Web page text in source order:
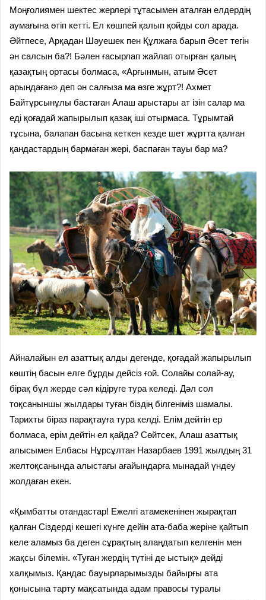
Моңғолиямен шектес жерлері тұтасымен аталған елдердің
аумағына өтіп кетті. Ел көшпей қалып қойды сол арада.
Әйтпесе, Арқадан Шәуешек пен Құлжаға барып Әсет тегін
ән салсын ба?! Бәлен ғасырлап жайлап отырған қалың
қазақтың ортасы болмаса, «Арғынмын, атым Әсет
арындаған» деп ән салғыза ма өзге жұрт?! Ахмет
Байтұрсынұлы бастаған Алаш арыстары ат ізін салар ма
еді қоғадай жапырылып қазақ іші отырмаса. Тұрымтай
тұсына, балапан басына кеткен кезде шет жұртта қалған
қандастардың бармаған жері, баспаған тауы бар ма?
Айналайын ел азаттық алды дегенде, қоғадай жапырылып
көштің басын елге бұрды дейсіз ғой. Солайы солай-ау,
бірақ бұл жерде сәл кідіруге тура келеді. Дәл сол
тоқсаныншы жылдары туған біздің білгеніміз шамалы.
Тарихты біраз парақтауға тура келді. Елім дейтін ер
болмаса, ерім дейтін ел қайда? Сөйтсек, Алаш азаттық
алысымен Елбасы Нұрсұлтан Назарбаев 1991 жылдың 31
желтоқсанында алыстағы ағайындарға мынадай үндеу
жолдаған екен.
«Қымбатты отандастар! Ежелгі атамекенінен жырақтап
қалған Сіздерді кешегі күнге дейін ата-баба жеріне қайтып
келе аламыз ба деген сұрақтың алаңдатып келгенін мен
жақсы білемін. «Туған жердің түтіні де ыстық» дейді
халқымыз. Қандас бауырларымызды байырғы ата
қонысына тарту мақсатында адам правосы туралы